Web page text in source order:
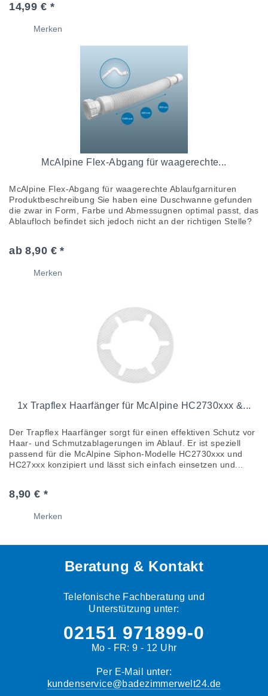
14,99 € *
Merken
McAlpine Flex-Abgang für waagerechte...
McAlpine Flex-Abgang für waagerechte Ablaufgarnituren
Produktbeschreibung Sie haben eine Duschwanne gefunden
die zwar in Form, Farbe und Abmessugnen optimal passt, das
Ablaufloch befindet sich jedoch nicht an der richtigen Stelle?
ab 8,90 € *
Merken
1x Trapflex Haarfänger für McAlpine HC2730xxx &...
Der Trapflex Haarfänger sorgt für einen effektiven Schutz vor
Haar- und Schmutzablagerungen im Ablauf. Er ist speziell
passend für die McAlpine Siphon-Modelle HC2730xxx und
HC27xxx konzipiert und lässt sich einfach einsetzen und...
8,90 € *
Merken
Beratung & Kontakt
Telefonische Fachberatung und
Unterstützung unter:
02151 971899-0
Mo - FR: 9 - 12 Uhr
Per E-Mail unter:
kundenservice@badezimmerwelt24.de